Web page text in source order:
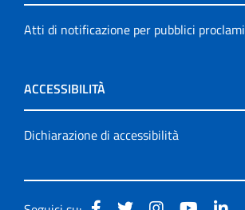
Atti di notificazione per pubblici proclami
ACCESSIBILITÀ
Dichiarazione di accessibilità